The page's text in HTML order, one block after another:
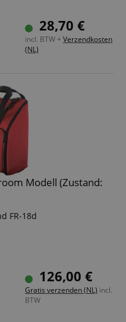
28,70 €
incl. BTW + Verzendkosten
(NL)
Modell (Zustand:
FR-18d
126,00 €
Gratis verzenden (NL) incl.
BTW